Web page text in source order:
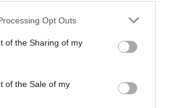
Opt Outs
of the Sharing of my
of the Sale of my